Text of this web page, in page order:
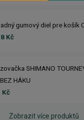
gumový diel pre košík
Kč
SHIMANO
HÁKU
Kč
Zobrazit více produktů